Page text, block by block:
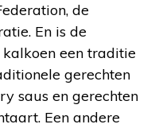
de
En is de
een traditie
gerechten
saus en gerechten
Een andere